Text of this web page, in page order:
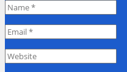
Name
Email
Website